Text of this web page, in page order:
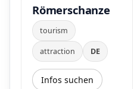
Römerschanze
tourism
attraction DE
Infos suchen